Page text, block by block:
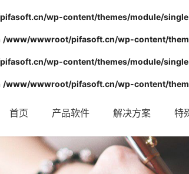
wp-content/themes/module/
/www/wwwroot/pifasoft.cn/wp-content/
wp-content/themes/module/
/www/wwwroot/pifasoft.cn/wp-content/
首页 产品软件 解决方案 特